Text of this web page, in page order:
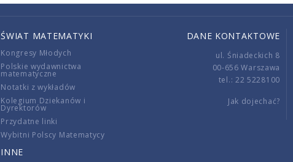
ŚWIAT MATEMATYKI
Kongresy Młodych
Polskie wydawnictwa
matematyczne
Notatki z wykładów
Kolegium Dziekanów i
Dyrektorów
Przydatne linki
Wybitni Polscy Matematycy
INNE
DANE KONTAKTOWE
ul. Śniadeckich 8
00-656 Warszawa
tel.: 22 5228100
Jak dojechać?